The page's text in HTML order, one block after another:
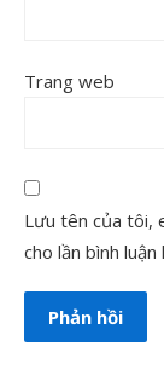
Trang web
Lưu tên của tôi,
cho lần bình